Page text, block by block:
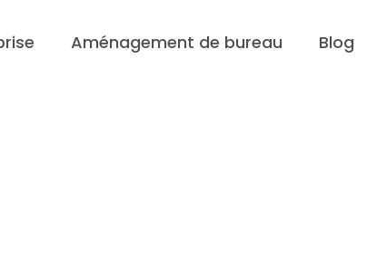
Aménagement de bureau Blog